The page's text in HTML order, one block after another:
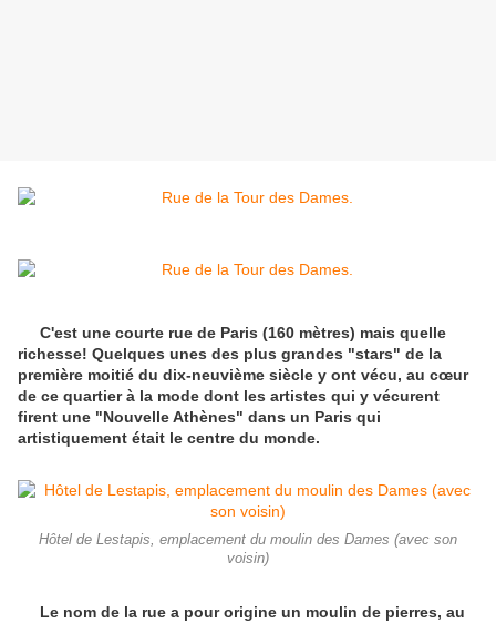
C'est une courte rue de Paris (160 mètres) mais quelle
richesse! Quelques unes des plus grandes "stars" de la
première moitié du dix-neuvième siècle y ont vécu, au cœur
de ce quartier à la mode dont les artistes qui y vécurent
firent une "Nouvelle Athènes" dans un Paris qui
artistiquement était le centre du monde.
Hôtel de Lestapis, emplacement du moulin des Dames (avec son
voisin)
Le nom de la rue a pour origine un moulin de pierres, au